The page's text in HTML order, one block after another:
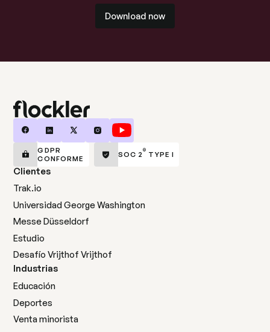
Download now
GDPR
CONFORME
SOC 2 ® TYPE I
Clientes
Trak.io
Universidad George Washington
Messe Düsseldorf
Estudio
Desafío Vrijthof Vrijthof
Industrias
Educación
Deportes
Venta minorista